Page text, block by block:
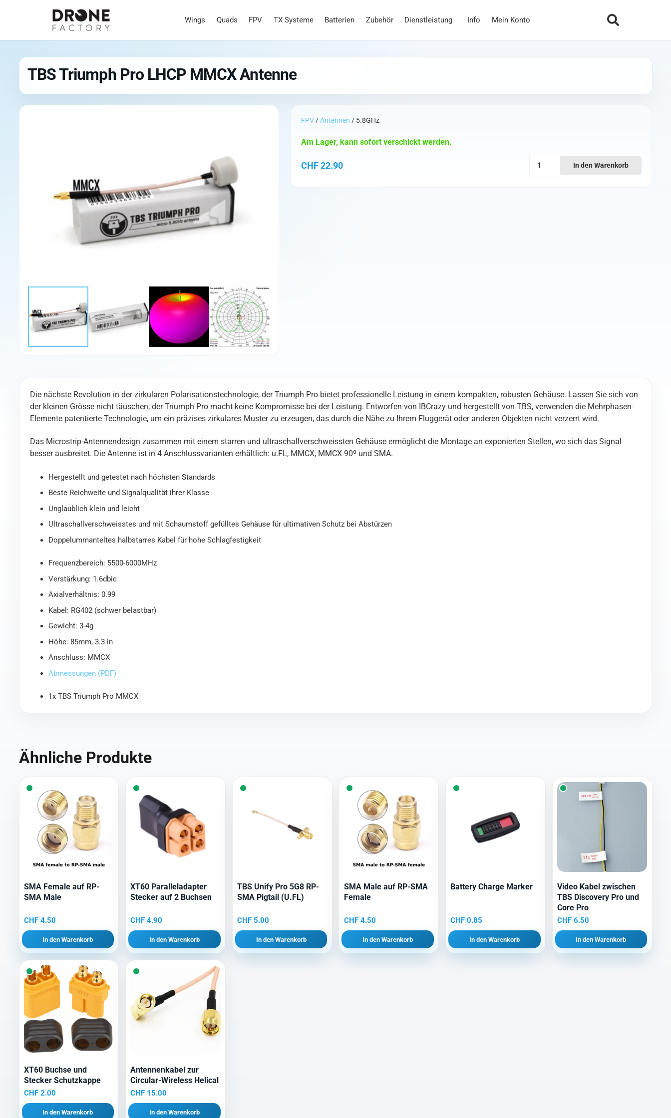
Wings Quads FPV TX Systeme Batterien Zubehör Dienstleistung Info Mein Konto
TBS Triumph Pro LHCP MMCX Antenne
FPV/Antennen / 5.8GHz
CHF22.90
Am Lager, kann sofort verschickt werden.
In den Warenkorb
Die nächste Revolution in der zirkularen Polarisationstechnologie, der Triumph Pro bietet professionelle Leistung in einem kompakten, robusten Gehäuse. Lassen Sie sich von
der kleinen Grösse nicht täuschen, der Triumph Pro macht keine Kompromisse bei der Leistung. Entworfen von IBCrazy und hergestellt von TBS, verwenden die Mehrphasen-
Elemente patentierte Technologie, um ein präzises zirkulares Muster zu erzeugen, das durch die Nähe zu Ihrem Fluggerät oder anderen Objekten nicht verzerrt wird.
Das Microstrip-Antennendesign zusammen mit einem starren und ultraschallverschweissten Gehäuse ermöglicht die Montage an exponierten Stellen, wo sich das Signal
besser ausbreitet. Die Antenne ist in 4 Anschlussvarianten erhältlich: u.FL, MMCX, MMCX 90º und SMA.
Hergestellt und getestet nach höchsten Standards
Beste Reichweite und Signalqualität ihrer Klasse
Unglaublich klein und leicht
Ultraschallverschweisstes und mit Schaumstoff gefülltes Gehäuse für ultimativen Schutz bei Abstürzen
Doppelummanteltes halbstarres Kabel für hohe Schlagfestigkeit
Frequenzbereich: 5500-6000MHz
Verstärkung: 1.6dbic
Axialverhältnis: 0.99
Kabel: RG402 (schwer belastbar)
Gewicht: 3-4g
Höhe: 85mm, 3.3 in
Anschluss: MMCX
Abmessungen (PDF)
1x TBS Triumph Pro MMCX
Ähnliche Produkte
SMA Female auf RP-
SMA Male
CHF4.50
In den Warenkorb
XT60 Paralleladapter
Stecker auf 2 Buchsen
CHF 4.90
In den Warenkorb
TBS Unify Pro 5G8 RP-
SMA Pigtail (U.FL)
CHF 5.00
In den Warenkorb
SMA Male auf RP-SMA
Female
CHF4.50
In den Warenkorb
Battery Charge Marker
CHF 0.85
In den Warenkorb
Video Kabel zwischen
TBS Discovery Pro und
Core Pro
CHF6.50
In den Warenkorb
XT60 Buchse und
Stecker Schutzkappe
CHF2.00
In den Warenkorb
Antennenkabel zur
Circular-Wireless Helical
CHF 15.00
In den Warenkorb